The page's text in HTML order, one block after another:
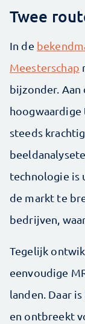
Twee
In de
Meesterschap
bijzonder. Aan
hoogwaardige
steeds
technologie is
de markt te
bedrijven,
Tegelijk
eenvoudige
landen. Daar
en ontbreekt